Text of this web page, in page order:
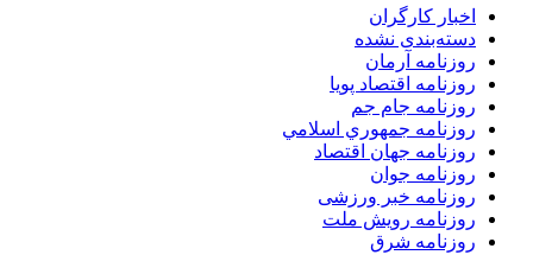
اخبار کارگران
دسته‌بندی نشده
روزنامه آرمان
روزنامه اقتصاد پویا
روزنامه جام جم
روزنامه جمهوري اسلامي
روزنامه جهان اقتصاد
روزنامه جوان
روزنامه خبر ورزشى
روزنامه رویش ملت
روزنامه شرق